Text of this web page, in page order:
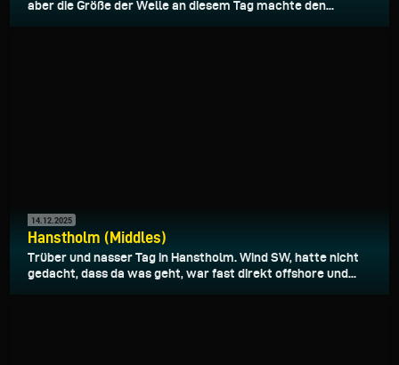
aber die Größe der Welle an diesem Tag machte den...
14.12.2025
Hanstholm (Middles)
Trüber und nasser Tag in Hanstholm. Wind SW, hatte nicht
gedacht, dass da was geht, war fast direkt offshore und...